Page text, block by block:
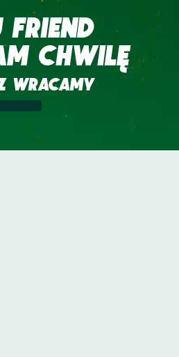
FRIEND
CHWILĘ
WRACAMY